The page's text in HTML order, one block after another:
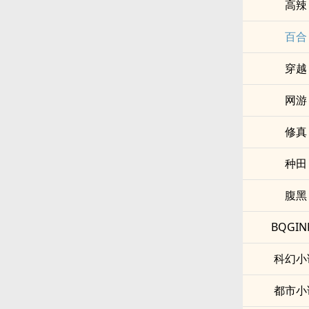
‍‌高‌辣‌‎
百合
穿越
网游
修真
种田
腹黑
科幻
都市